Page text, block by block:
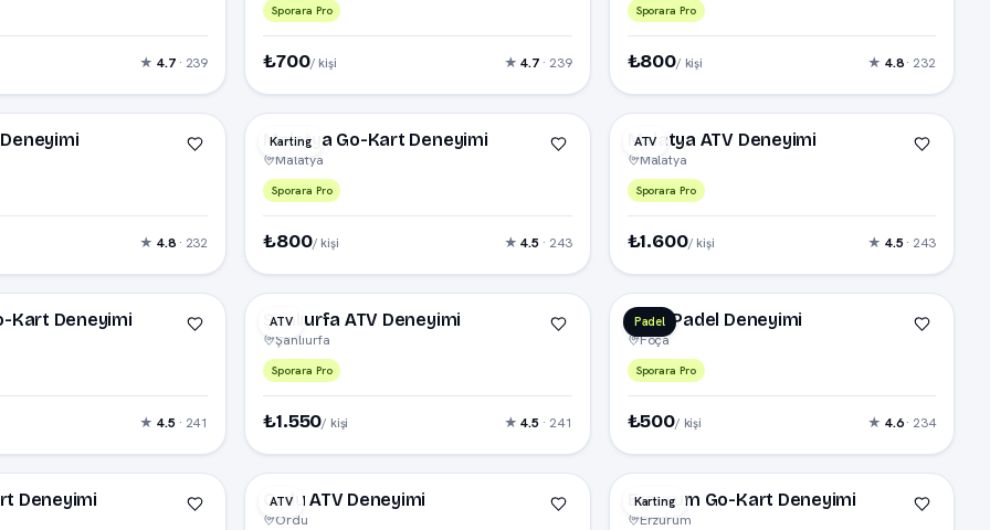
★4.7· 239
Sporara Pro
₺700/ kişi ★4.7 · 239
Sporara Pro
₺800/ kişi ★ 4.8· 232
★4.8· 232
Karting
Malatya Go-Kart Deneyimi
Malatya
Sporara Pro
₺800/ kişi ★4.5 · 243
ATV
Malatya ATV Deneyimi
Malatya
Sporara Pro
₺1.600/ kişi ★ 4.5· 243
Kart Deneyimi
★4.5· 241
ATV
Şanlıurfa ATV Deneyimi
Şanlıurfa
Sporara Pro
₺1.550/ kişi ★4.5 · 241
Padel
Foça Padel Deneyimi
Foça
Sporara Pro
₺500/ kişi ★ 4.6· 234
Deneyimi ATV
Ordu ATV Deneyimi
Ordu
Karting
Erzurum Go-Kart Deneyimi
Erzurum